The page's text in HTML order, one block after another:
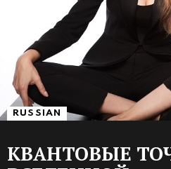
RUSSIAN
КВАНТОВЫЕ